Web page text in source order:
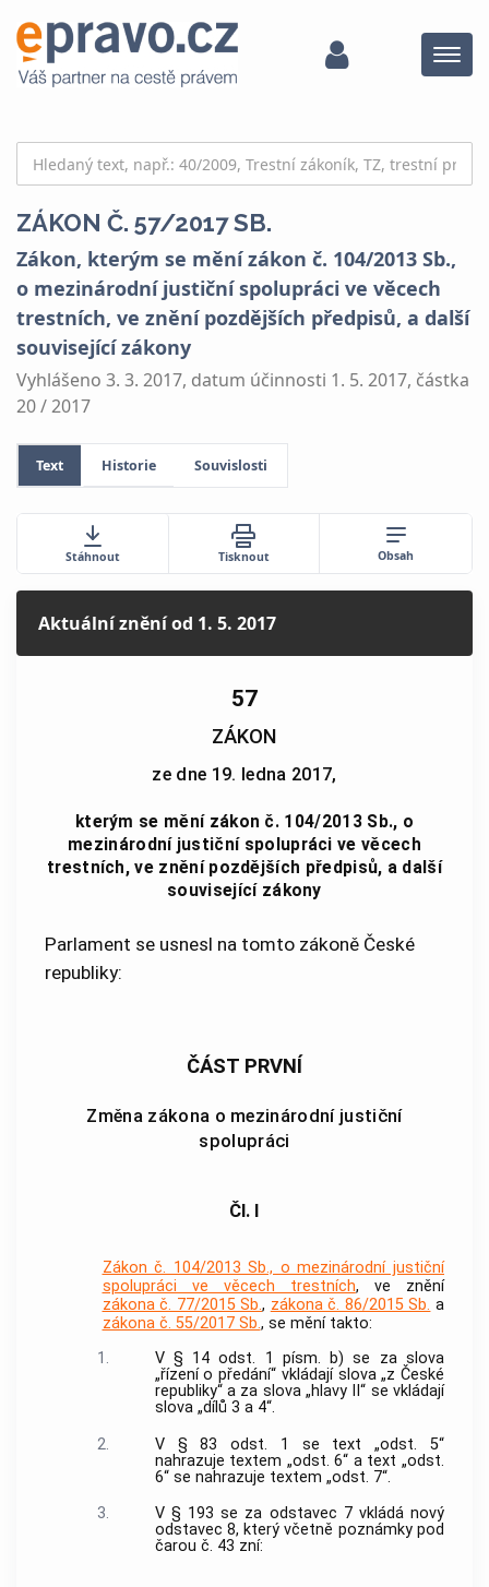
Menu
ZÁKON Č. 57/2017 SB.
Zákon, kterým se mění zákon č. 104/2013 Sb.,
o mezinárodní justiční spolupráci ve věcech
trestních, ve znění pozdějších předpisů, a další
související zákony
Vyhlášeno 3. 3. 2017, datum účinnosti 1. 5. 2017, částka
20 / 2017
Text Historie Souvislosti
Stáhnout Tisknout Obsah
Aktuální zněníod 1. 5. 2017
57
ZÁKON
ze dne 19. ledna 2017,
kterým se mění zákon č. 104/2013 Sb., o
mezinárodní justiční spolupráci ve věcech
trestních, ve znění pozdějších předpisů, a další
související zákony
Parlament se usnesl na tomto zákoně České
republiky:
ČÁST PRVNÍ
Změna zákona o mezinárodní justiční
spolupráci
Čl. I
Zákon č. 104/2013 Sb., o mezinárodní justiční
spolupráci ve věcech trestních, ve znění
zákona č. 77/2015 Sb., zákona č. 86/2015 Sb. a
zákona č. 55/2017 Sb., se mění takto:
1.
V § 14 odst. 1 písm. b) se za slova
„řízení o předání“ vkládají slova „z České
republiky“ a za slova „hlavy II“ se vkládají
slova „dílů 3 a 4“.
2.
V § 83 odst. 1 se text „odst. 5“
nahrazuje textem „odst. 6“ a text „odst.
6“ se nahrazuje textem „odst. 7“.
3.
V § 193 se za odstavec 7 vkládá nový
odstavec 8, který včetně poznámky pod
čarou č. 43 zní: